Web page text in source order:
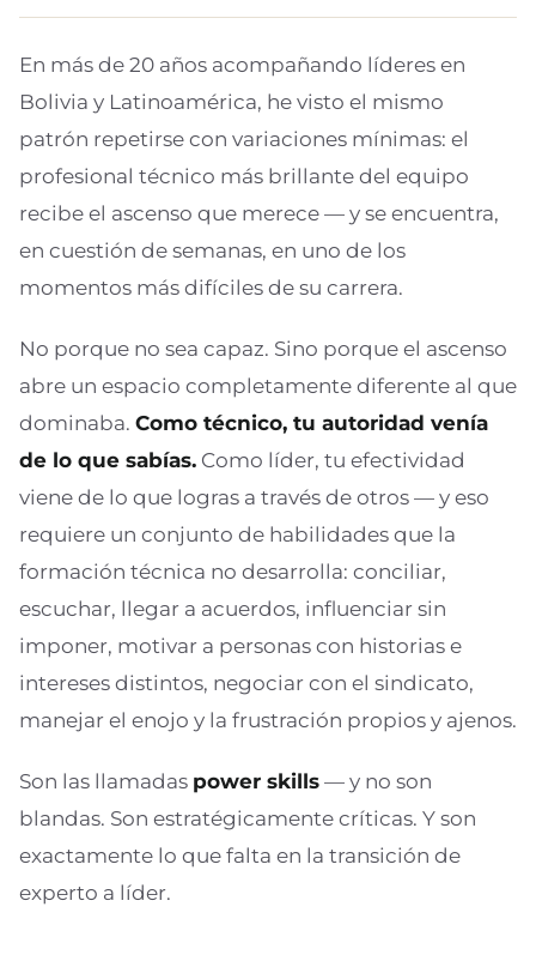
En más de 20 años acompañando líderes en
Bolivia y Latinoamérica, he visto el mismo
patrón repetirse con variaciones mínimas: el
profesional técnico más brillante del equipo
recibe el ascenso que merece — y se encuentra,
en cuestión de semanas, en uno de los
momentos más difíciles de su carrera.
No porque no sea capaz. Sino porque el ascenso
abre un espacio completamente diferente al que
dominaba. Como técnico, tu autoridad venía
de lo que sabías. Como líder, tu efectividad
viene de lo que logras a través de otros — y eso
requiere un conjunto de habilidades que la
formación técnica no desarrolla: conciliar,
escuchar, llegar a acuerdos, influenciar sin
imponer, motivar a personas con historias e
intereses distintos, negociar con el sindicato,
manejar el enojo y la frustración propios y ajenos.
Son las llamadas power skills — y no son
blandas. Son estratégicamente críticas. Y son
exactamente lo que falta en la transición de
experto a líder.